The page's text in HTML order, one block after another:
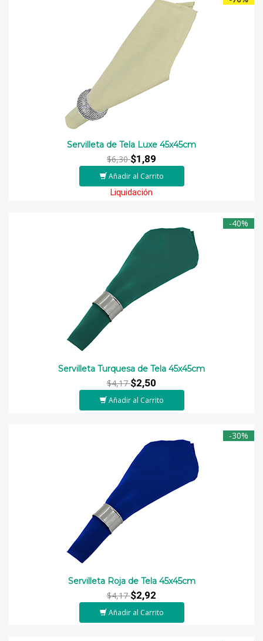
Servilleta de Tela Luxe 45x45cm
$6,30$1,89
Añadir al Carrito
Liquidación
-40%
Servilleta Turquesa de Tela 45x45cm
$4,17$2,50
Añadir al Carrito
-30%
Servilleta Roja de Tela 45x45cm
$4,17$2,92
Añadir al Carrito